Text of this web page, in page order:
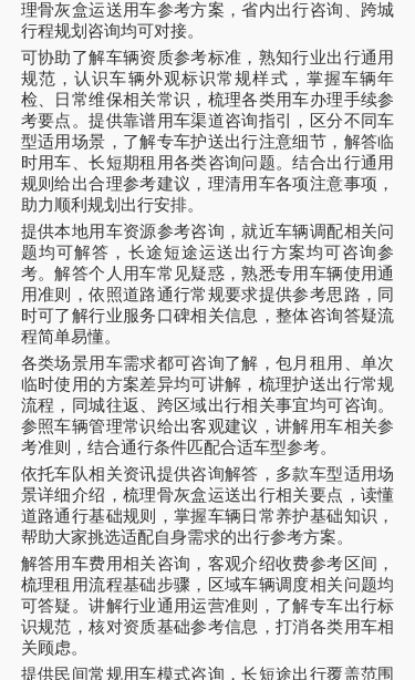
理骨灰盒运送用车参考方案，省内出行咨询、跨城
行程规划咨询均可对接。
可协助了解车辆资质参考标准，熟知行业出行通用
规范，认识车辆外观标识常规样式，掌握车辆年
检、日常维保相关常识，梳理各类用车办理手续参
考要点。提供靠谱用车渠道咨询指引，区分不同车
型适用场景，了解专车护送出行注意细节，解答临
时用车、长短期租用各类咨询问题。结合出行通用
规则给出合理参考建议，理清用车各项注意事项，
助力顺利规划出行安排。
提供本地用车资源参考咨询，就近车辆调配相关问
题均可解答，长途短途运送出行方案均可咨询参
考。解答个人用车常见疑惑，熟悉专用车辆使用通
用准则，依照道路通行常规要求提供参考思路，同
时可了解行业服务口碑相关信息，整体咨询答疑流
程简单易懂。
各类场景用车需求都可咨询了解，包月租用、单次
临时使用的方案差异均可讲解，梳理护送出行常规
流程，同城往返、跨区域出行相关事宜均可咨询。
参照车辆管理常识给出客观建议，讲解用车相关参
考准则，结合通行条件匹配合适车型参考。
依托车队相关资讯提供咨询解答，多款车型适用场
景详细介绍，梳理骨灰盒运送出行相关要点，读懂
道路通行基础规则，掌握车辆日常养护基础知识，
帮助大家挑选适配自身需求的出行参考方案。
解答用车费用相关咨询，客观介绍收费参考区间，
梳理租用流程基础步骤，区域车辆调度相关问题均
可答疑。讲解行业通用运营准则，了解专车出行标
识规范，核对资质基础参考信息，打消各类用车相
关顾虑。
提供民间常规用车模式咨询，长短途出行覆盖范围